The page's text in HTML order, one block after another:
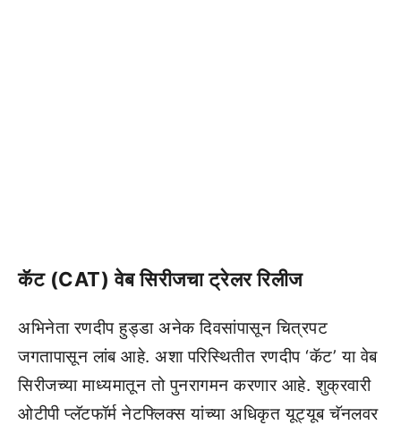
कॅट (CAT) वेब सिरीजचा ट्रेलर रिलीज
अभिनेता रणदीप हुड्डा अनेक दिवसांपासून चित्रपट
जगतापासून लांब आहे. अशा परिस्थितीत रणदीप ‘कॅट’ या वेब
सिरीजच्या माध्यमातून तो पुनरागमन करणार आहे. शुक्रवारी
ओटीपी प्लॅटफॉर्म नेटफ्लिक्स यांच्या अधिकृत यूट्यूब चॅनलवर